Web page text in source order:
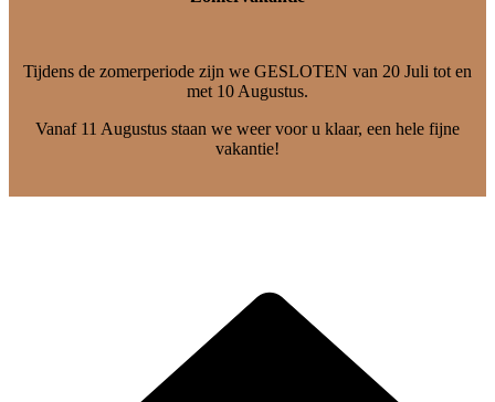
Tijdens de zomerperiode zijn we GESLOTEN van 20 Juli tot en
met 10 Augustus.
Vanaf 11 Augustus staan we weer voor u klaar, een hele fijne
vakantie!